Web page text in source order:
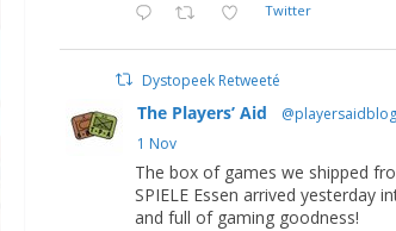
Twitter
Dystopeek Retweeté
The Players’ Aid @playersaidblog
1 Nov
The box of games we shipped
SPIELE Essen arrived yesterday
and full of gaming goodness!